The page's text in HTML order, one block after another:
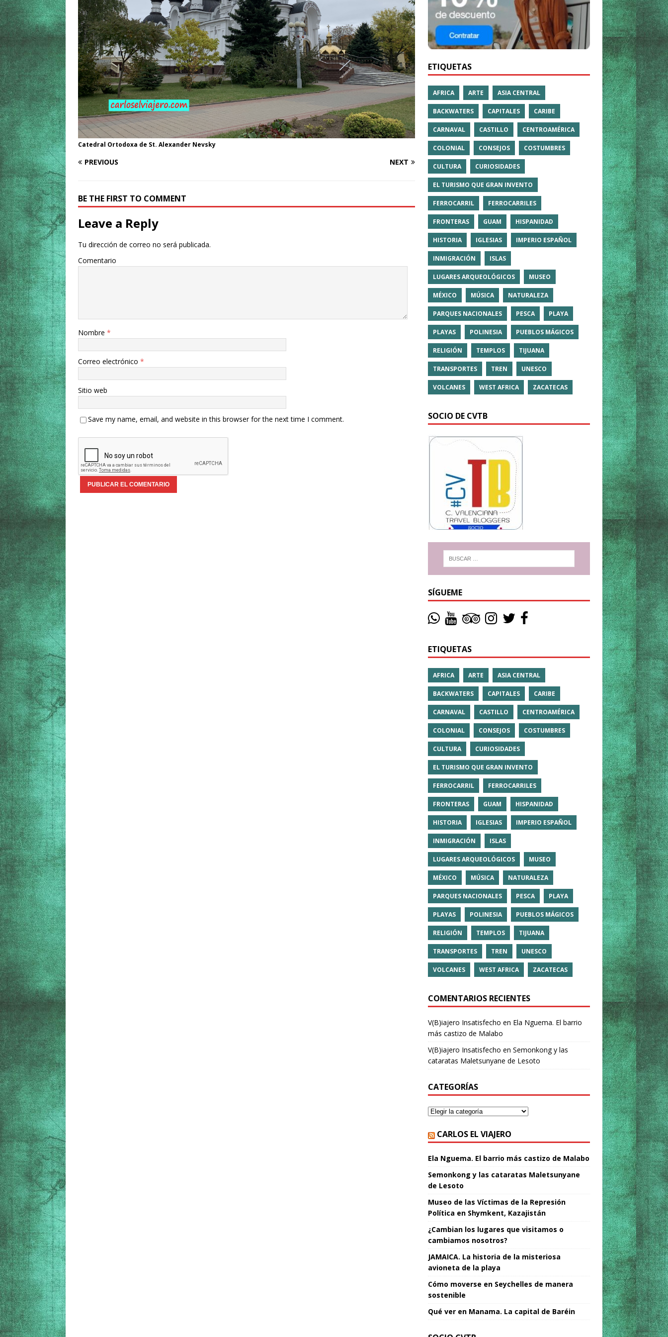
Catedral Ortodoxa de St. Alexander Nevsky
PREVIOUS NEXT
BE THE FIRST TO COMMENT
Leave a Reply
Tu dirección de correo no será publicada.
Comentario
Nombre *
Correo electrónico *
Sitio web
Save my name, email, and website in this browser for the next time I comment.
ETIQUETAS
AFRICA ARTE ASIA CENTRAL
BACKWATERS CAPITALES CARIBE
CARNAVAL CASTILLO CENTROAMÉRICA
COLONIAL CONSEJOS COSTUMBRES
CULTURA CURIOSIDADES
EL TURISMO QUE GRAN INVENTO
FERROCARRIL FERROCARRILES
FRONTERAS GUAM HISPANIDAD
HISTORIA IGLESIAS IMPERIO ESPAÑOL
INMIGRACIÓN ISLAS
LUGARES ARQUEOLÓGICOS MUSEO
MÉXICO MÚSICA NATURALEZA
PARQUES NACIONALES PESCA PLAYA
PLAYAS POLINESIA PUEBLOS MÁGICOS
RELIGIÓN TEMPLOS TIJUANA
TRANSPORTES TREN UNESCO
VOLCANES WEST AFRICA ZACATECAS
SOCIO DE CVTB
SÍGUEME
ETIQUETAS
AFRICA ARTE ASIA CENTRAL
BACKWATERS CAPITALES CARIBE
CARNAVAL CASTILLO CENTROAMÉRICA
COLONIAL CONSEJOS COSTUMBRES
CULTURA CURIOSIDADES
EL TURISMO QUE GRAN INVENTO
FERROCARRIL FERROCARRILES
FRONTERAS GUAM HISPANIDAD
HISTORIA IGLESIAS IMPERIO ESPAÑOL
INMIGRACIÓN ISLAS
LUGARES ARQUEOLÓGICOS MUSEO
MÉXICO MÚSICA NATURALEZA
PARQUES NACIONALES PESCA PLAYA
PLAYAS POLINESIA PUEBLOS MÁGICOS
RELIGIÓN TEMPLOS TIJUANA
TRANSPORTES TREN UNESCO
VOLCANES WEST AFRICA ZACATECAS
COMENTARIOS RECIENTES
V(B)iajero Insatisfecho en Ela Nguema. El barrio
más castizo de Malabo
V(B)iajero Insatisfecho en Semonkong y las
cataratas Maletsunyane de Lesoto
CATEGORÍAS
CARLOS EL VIAJERO
Ela Nguema. El barrio más castizo de Malabo
Semonkong y las cataratas Maletsunyane
de Lesoto
Museo de las Víctimas de la Represión
Política en Shymkent, Kazajistán
¿Cambian los lugares que visitamos o
cambiamos nosotros?
JAMAICA. La historia de la misteriosa
avioneta de la playa
Cómo moverse en Seychelles de manera
sostenible
Qué ver en Manama. La capital de Baréin